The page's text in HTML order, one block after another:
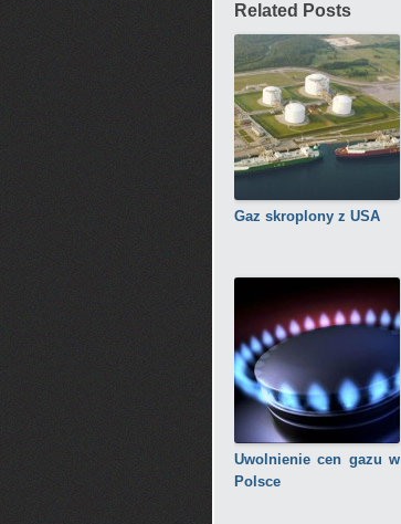
Related Posts
Gaz skroplony z USA
Uwolnienie cen gazu w
Polsce